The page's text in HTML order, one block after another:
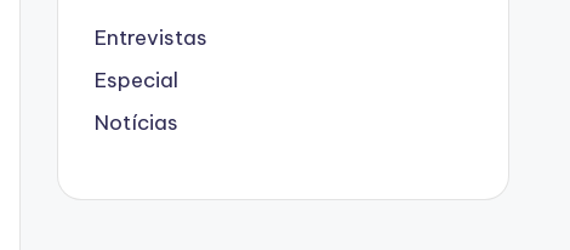
Entrevistas
Especial
Notícias